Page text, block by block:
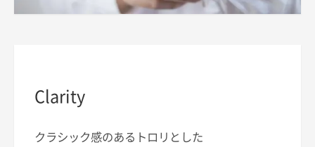
Clarity
クラシック感のあるトロリとした